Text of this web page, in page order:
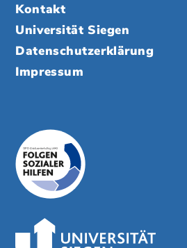
Kontakt
Universität Siegen
Datenschutzerklärung
Impressum